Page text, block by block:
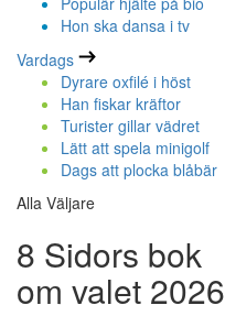
Hon ska dansa i tv
Vardags
Dyrare oxfilé i höst
Han fiskar kräftor
Turister gillar vädret
Lätt att spela minigolf
Dags att plocka blåbär
Alla Väljare
8 Sidors bok
om valet 2026